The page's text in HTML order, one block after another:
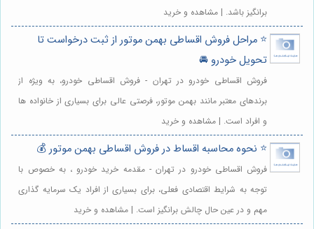
برانگیز باشد. | مشاهده و خرید
⭐️ مراحل فروش اقساطی بهمن موتور از ثبت درخواست تا
تحویل خودرو 🚘
فروش اقساطی خودرو در تهران - فروش اقساطی خودرو، به ویژه از
برندهای معتبر مانند بهمن موتور، فرصتی عالی برای بسیاری از خانواده ها
و افراد است. | مشاهده و خرید
⭐️ نحوه محاسبه اقساط در فروش اقساطی بهمن موتور 💰
فروش اقساطی خودرو در تهران - مقدمه خرید خودرو ، به خصوص با
توجه به شرایط اقتصادی فعلی، برای بسیاری از افراد یک سرمایه گذاری
مهم و در عین حال چالش برانگیز است. | مشاهده و خرید